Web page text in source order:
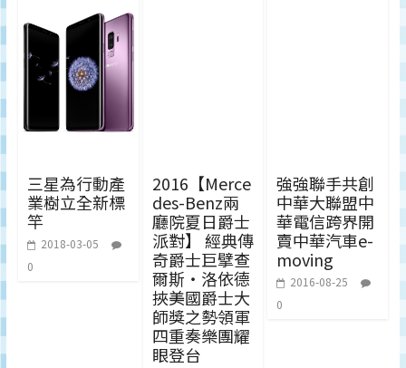
三星為行動產
業樹立全新標
竿
2018-03-05
0
2016【Merce
des-Benz兩
廳院夏日爵士
派對】 經典傳
奇爵士巨擘查
爾斯‧洛依德
挾美國爵士大
師獎之勢領軍
四重奏樂團耀
眼登台
強強聯手共創
中華大聯盟中
華電信跨界開
賣中華汽車e-
moving
2016-08-25
0